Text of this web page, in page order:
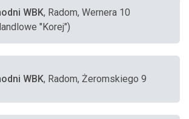
WBK, Radom, Wernera 10
"Korej")
WBK, Radom, Żeromskiego 9